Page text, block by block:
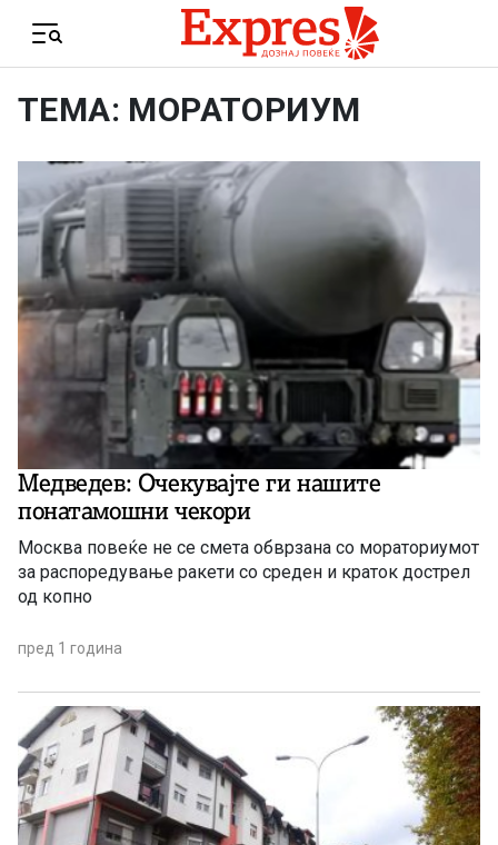
Menu
ТЕМА: МОРАТОРИУМ
Медведев: Очекувајте ги нашите
понатамошни чекори
Москва повеќе не се смета обврзана со мораториумот
за распоредување ракети со среден и краток дострел
од копно
пред 1 година